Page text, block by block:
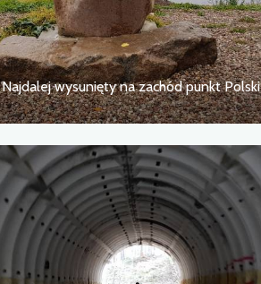
Najdalej wysunięty na zachód punkt Polski